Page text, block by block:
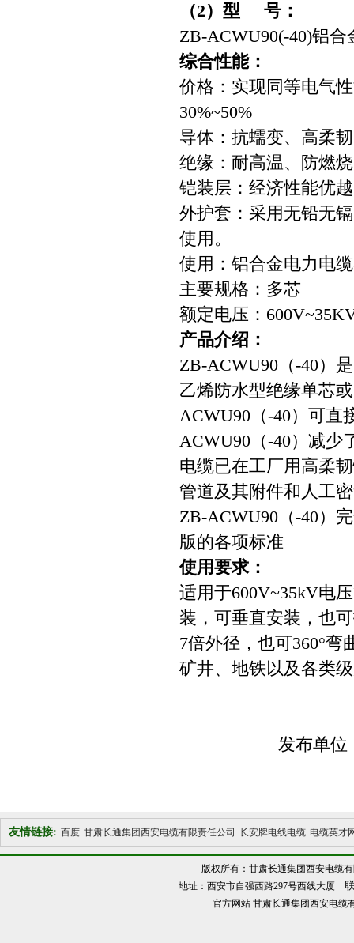
（2）型 号：
ZB-ACWU90(-40)铝
综合性能：
价格：实现同等电气
30%~50%
导体：抗蠕变、高柔
绝缘：耐高温、防燃
铠装层：经济性能优
外护套：采用无铅无
使用。
使用：铝合金电力电
主要规格：多芯
额定电压：
产品介绍：
ZB-ACWU90（-40）
乙烯防水型绝缘单芯
ACWU90（-40）可直
ACWU90（-40）减少
电缆已在工厂用高柔
管道及其附件和人工
ZB-ACWU90（-40）
版的各项标准
使用要求：
适用于600V~35kV电
装，可垂直安装，也
7倍外径，也可360°
矿井、地铁以及各类
发布单位
友情链接: 百度 甘肃长通集团西安电缆有限责任公司 长安牌电线电缆 电缆英才
版权所有：甘肃长通集团西安电缆
地址：西安市自强西路297号西线大厦
官方网站 甘肃长通集团西安电缆